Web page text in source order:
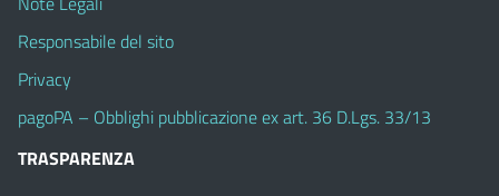
Responsabile del sito
Privacy
pagoPA – Obblighi pubblicazione ex art. 36 D.Lgs. 33/13
TRASPARENZA